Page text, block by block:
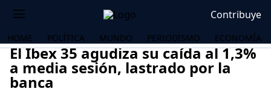
Contribuye
HOME POLÍTICA MUNDO PERIODISMO ECONOMÍA
El Ibex 35 agudiza su caída al 1,3%
a media sesión, lastrado por la
banca